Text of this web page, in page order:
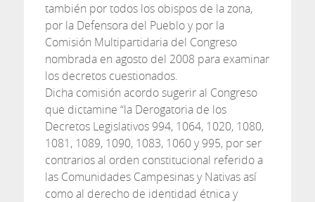
también por todos los obispos de la zona,
por la Defensora del Pueblo y por la
Comisión Multipartidaria del Congreso
nombrada en agosto del 2008 para examinar
los decretos cuestionados.
Dicha comisión acordo sugerir al Congreso
que dictamine “la Derogatoria de los
Decretos Legislativos 994, 1064, 1020, 1080,
1081, 1089, 1090, 1083, 1060 y 995, por ser
contrarios al orden constitucional referido a
las Comunidades Campesinas y Nativas así
como al derecho de identidad étnica y